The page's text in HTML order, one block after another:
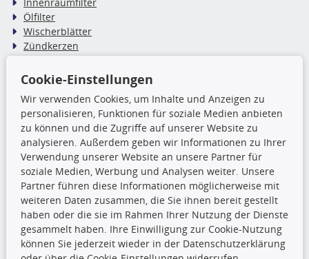
Innenraumfilter
Ölfilter
Wischerblätter
Zündkerzen
TecDoc Inside
Die hier angezeigten Daten,
insbesondere die gesamte Datenbank,
dürfen nicht kopiert werden. Es ist zu
unterlassen, die Daten oder die gesamte Datenbank ohne
vorherige Zustimmung TecDocs zu vervielfältigen, zu
verbreiten und/oder diese Handlungen durch Dritte ausführen
zu lassen. Ein Zuwiderhandeln stellt eine
Urheberrechtsverletzung dar und wird verfolgt.
Ronny’s Newsletter
Cookie-Einstellungen
Wir verwenden Cookies, um Inhalte und Anzeigen zu
personalisieren, Funktionen für soziale Medien anbieten
zu können und die Zugriffe auf unserer Website zu
analysieren. Außerdem geben wir Informationen zu Ihrer
Verwendung unserer Website an unsere Partner für
soziale Medien, Werbung und Analysen weiter. Unsere
Partner führen diese Informationen möglicherweise mit
weiteren Daten zusammen, die Sie ihnen bereit gestellt
haben oder die sie im Rahmen Ihrer Nutzung der Dienste
gesammelt haben. Ihre Einwilligung zur Cookie-Nutzung
können Sie jederzeit wieder in der Datenschutzerklärung